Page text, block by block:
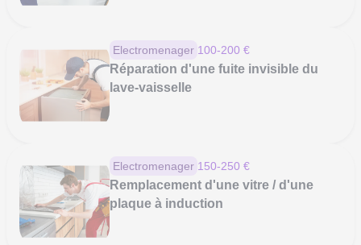
Electromenager 100-200 €
Réparation d'une fuite invisible du
lave-vaisselle
Electromenager 150-250 €
Remplacement d'une vitre / d'une
plaque à induction